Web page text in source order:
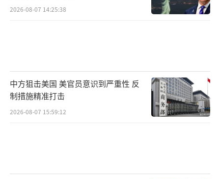
2026-08-07 14:25:38
中方狙击美国 美官员意识到严重性 反
制措施精准打击
2026-08-07 15:59:12